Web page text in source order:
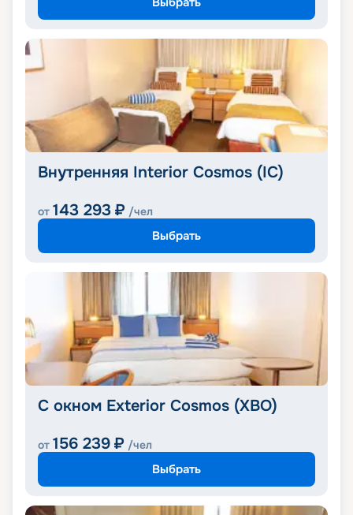
Внутренняя Interior Cosmos (IC)
от 143 293 ₽ /чел
Выбрать
С окном Exterior Cosmos (XBO)
от 156 239 ₽ /чел
Выбрать